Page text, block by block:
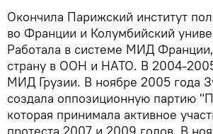
Окончила Парижский институт
во Франции и Колумбийский
Работала в системе МИД
страну в ООН и НАТО. В 2004-
МИД Грузии. В ноябре 2005 года
создала оппозиционную партию
которая принимала активное
протеста 2007 и 2009 годов. В